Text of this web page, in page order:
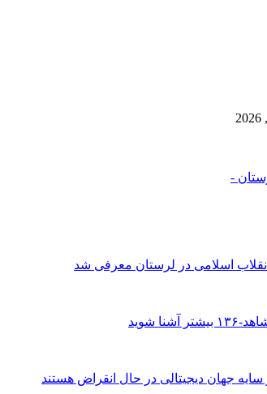
-
اسلامی در لرستان معرفی شد
آشنا شوید
جهان دیجیتالی در حال انقراض هستند